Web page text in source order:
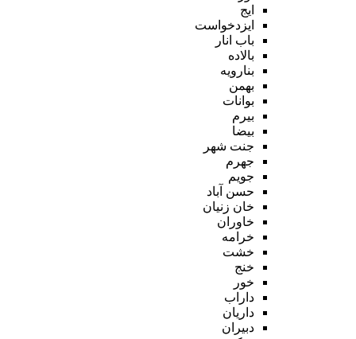
ایج
ایزدخواست
باب انار
بالاده
بنارویه
بهمن
بوانات
بیرم
بیضا
جنت شهر
جهرم
جویم
حسن آباد
خان زنیان
خاوران
خرامه
خشت
خنج
خور
داراب
داریان
دبیران